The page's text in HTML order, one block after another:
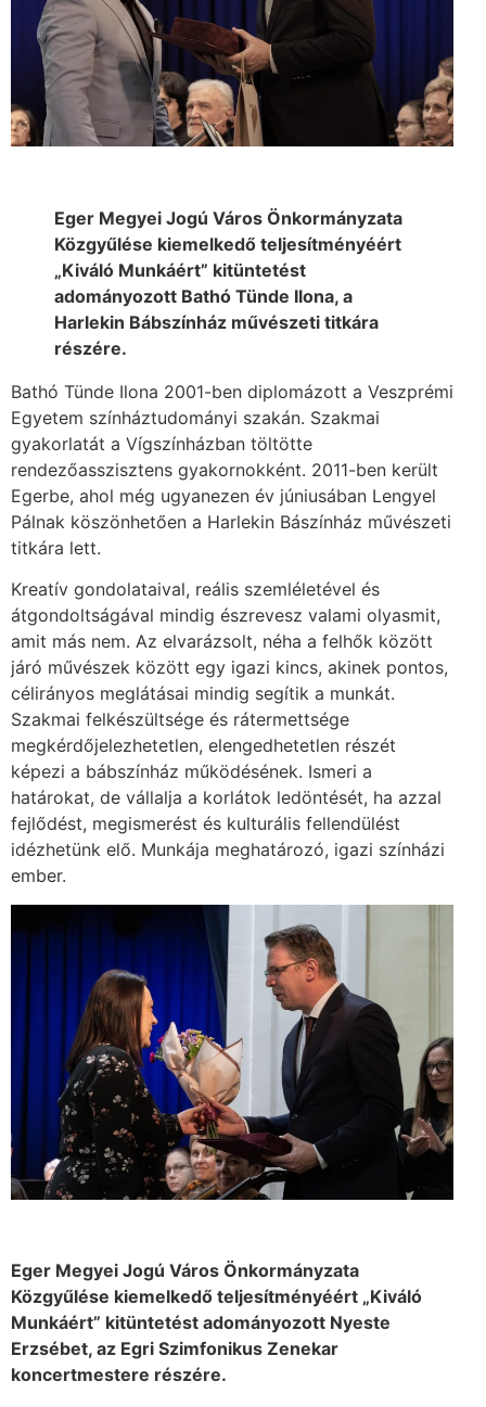
Eger Megyei Jogú Város Önkormányzata
Közgyűlése kiemelkedő teljesítményéért
„Kiváló Munkáért” kitüntetést
adományozott Bathó Tünde Ilona, a
Harlekin Bábszínház művészeti titkára
részére.
Bathó Tünde Ilona 2001-ben diplomázott a Veszprémi
Egyetem színháztudományi szakán. Szakmai
gyakorlatát a Vígszínházban töltötte
rendezőasszisztens gyakornokként. 2011-ben került
Egerbe, ahol még ugyanezen év júniusában Lengyel
Pálnak köszönhetően a Harlekin Bászínház művészeti
titkára lett.
Kreatív gondolataival, reális szemléletével és
átgondoltságával mindig észrevesz valami olyasmit,
amit más nem. Az elvarázsolt, néha a felhők között
járó művészek között egy igazi kincs, akinek pontos,
célirányos meglátásai mindig segítik a munkát.
Szakmai felkészültsége és rátermettsége
megkérdőjelezhetetlen, elengedhetetlen részét
képezi a bábszínház működésének. Ismeri a
határokat, de vállalja a korlátok ledöntését, ha azzal
fejlődést, megismerést és kulturális fellendülést
idézhetünk elő. Munkája meghatározó, igazi színházi
ember.
Eger Megyei Jogú Város Önkormányzata
Közgyűlése kiemelkedő teljesítményéért „Kiváló
Munkáért” kitüntetést adományozott Nyeste
Erzsébet, az Egri Szimfonikus Zenekar
koncertmestere részére.